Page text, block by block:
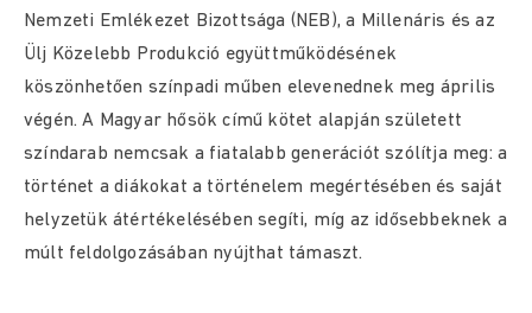
Nemzeti Emlékezet Bizottsága (NEB), a Millenáris és az
Ülj Közelebb Produkció együttműködésének
köszönhetően színpadi műben elevenednek meg április
végén. A Magyar hősök című kötet alapján született
színdarab nemcsak a fiatalabb generációt szólítja meg: a
történet a diákokat a történelem megértésében és saját
helyzetük átértékelésében segíti, míg az idősebbeknek a
múlt feldolgozásában nyújthat támaszt.